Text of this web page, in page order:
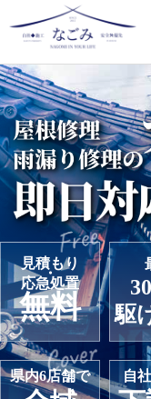
Skip
to
content
宮城県仙台市の屋根
見積もり
・
応急処置
無料 駆
県内6店舗で 自